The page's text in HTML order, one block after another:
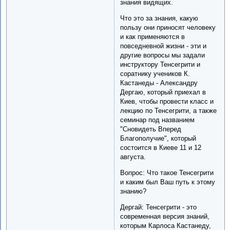
знания видящих.
Что это за знания, какую
пользу они приносят человеку
и как применяются в
повседневной жизни - эти и
другие вопросы мы задали
инструктору Тенсегрити и
соратнику учеников К.
Кастанеды - Александру
Дергаю, который приехал в
Киев, чтобы провести класс и
лекцию по Тенсегрити, а также
семинар под названием
"Сновидеть Вперед
Благополучие", который
состоится в Киеве 11 и 12
августа.
Вопрос: Что такое Тенсегрити
и каким был Ваш путь к этому
знанию?
Дергай: Тенсегрити - это
современная версия знаний,
которым Карлоса Кастанеду,